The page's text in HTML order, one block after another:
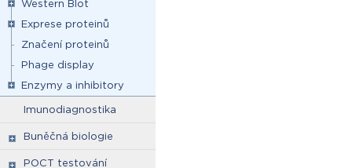
Western Blot
Exprese proteinů
Značení proteinů
Phage display
Enzymy a inhibitory
Imunodiagnostika
Buněčná biologie
POCT testování